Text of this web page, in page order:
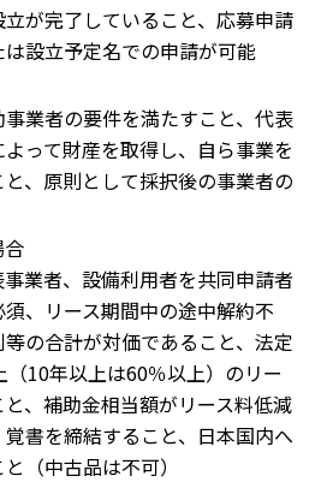
が完了していること、応募申請
設立予定名での申請が可能
業者の要件を満たすこと、代表
って財産を取得し、自ら事業を
、原則として採択後の事業者の
合
業者、設備利用者を共同申請者
、リース期間中の途中解約不
の合計が対価であること、法定
10年以上は60％以上）のリー
、補助金相当額がリース料低減
書を締結すること、日本国内へ
（中古品は不可）